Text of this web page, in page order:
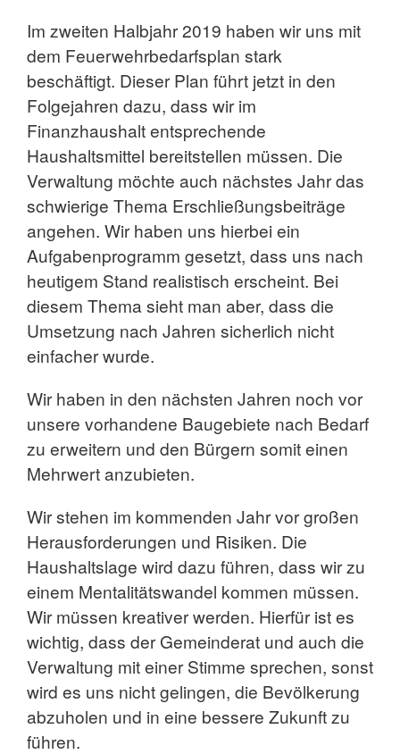
Im zweiten Halbjahr 2019 haben wir uns mit
dem Feuerwehrbedarfsplan stark
beschäftigt. Dieser Plan führt jetzt in den
Folgejahren dazu, dass wir im
Finanzhaushalt entsprechende
Haushaltsmittel bereitstellen müssen. Die
Verwaltung möchte auch nächstes Jahr das
schwierige Thema Erschließungsbeiträge
angehen. Wir haben uns hierbei ein
Aufgabenprogramm gesetzt, dass uns nach
heutigem Stand realistisch erscheint. Bei
diesem Thema sieht man aber, dass die
Umsetzung nach Jahren sicherlich nicht
einfacher wurde.
Wir haben in den nächsten Jahren noch vor
unsere vorhandene Baugebiete nach Bedarf
zu erweitern und den Bürgern somit einen
Mehrwert anzubieten.
Wir stehen im kommenden Jahr vor großen
Herausforderungen und Risiken. Die
Haushaltslage wird dazu führen, dass wir zu
einem Mentalitätswandel kommen müssen.
Wir müssen kreativer werden. Hierfür ist es
wichtig, dass der Gemeinderat und auch die
Verwaltung mit einer Stimme sprechen, sonst
wird es uns nicht gelingen, die Bevölkerung
abzuholen und in eine bessere Zukunft zu
führen.